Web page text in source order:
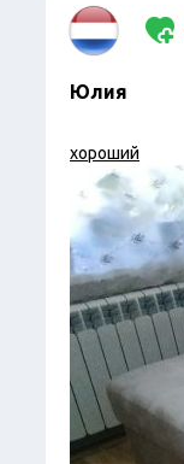
Юлия
хороший